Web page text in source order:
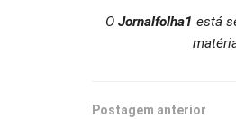
O Jornalfolha1 está
Postagem anterior